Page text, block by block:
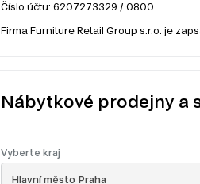
Číslo účtu: 6207273329 / 0800
Firma Furniture Retail Group s.r.o. je
Nábytkové prodejny a
Vyberte kraj
Hlavní město Praha